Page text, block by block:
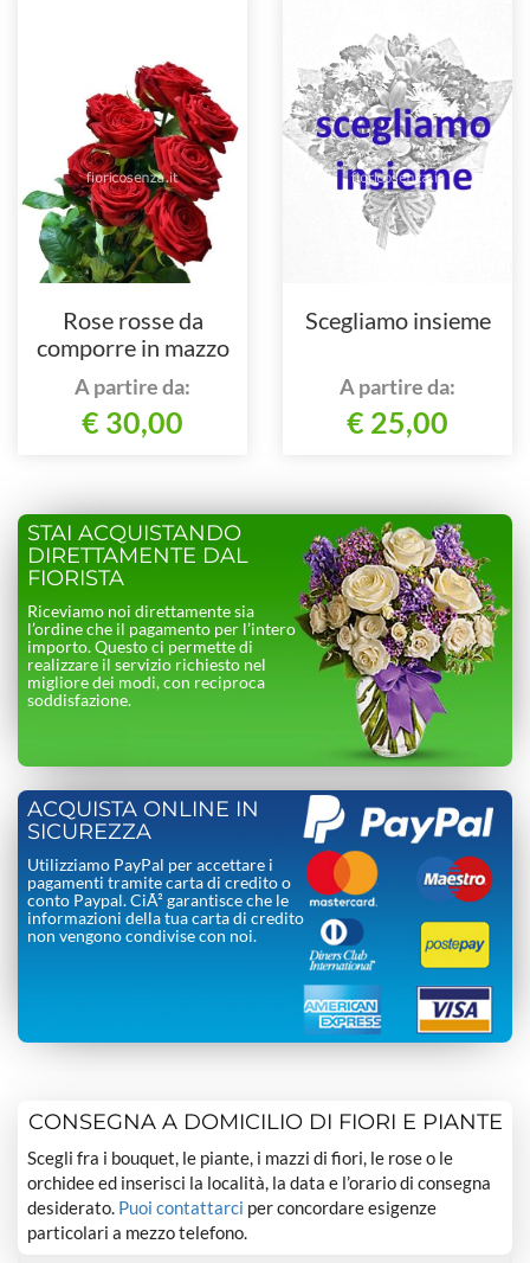
Rose rosse da
comporre in mazzo
per numero di steli
A partire da:
€ 30,00
Scegliamo insieme
A partire da:
€ 25,00
STAI ACQUISTANDO
DIRETTAMENTE DAL
FIORISTA
Riceviamo noi direttamente sia
l’ordine che il pagamento per l’intero
importo. Questo ci permette di
realizzare il servizio richiesto nel
migliore dei modi, con reciproca
soddisfazione.
ACQUISTA ONLINE IN
SICUREZZA
Utilizziamo PayPal per accettare i
pagamenti tramite carta di credito o
conto Paypal. CiÃ² garantisce che le
informazioni della tua carta di credito
non vengono condivise con noi.
CONSEGNA A DOMICILIO DI FIORI E PIANTE
Scegli fra i bouquet, le piante, i mazzi di fiori, le rose o le
orchidee ed inserisci la località, la data e l’orario di consegna
desiderato. Puoi contattarci per concordare esigenze
particolari a mezzo telefono.